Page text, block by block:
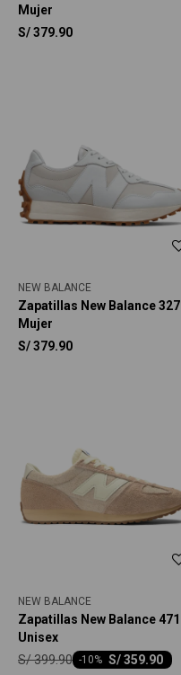
Mujer
S/379.90
NEW BALANCE
Zapatillas New Balance 327
Mujer
S/379.90
NEW BALANCE
Zapatillas New Balance 471
Unisex
S/359.90
-10
S/399.90